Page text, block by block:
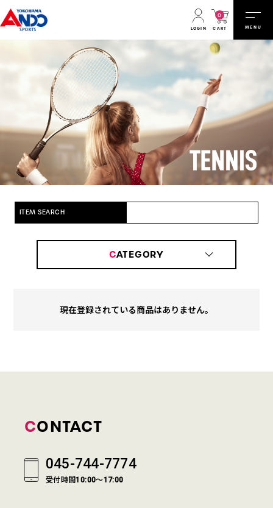
LOGIN CART
0
MENU
ITEM SEARCH
CATEGORY
現在登録されている商品はありません。
CONTACT
045-744-7774
受付時間10:00～17:00